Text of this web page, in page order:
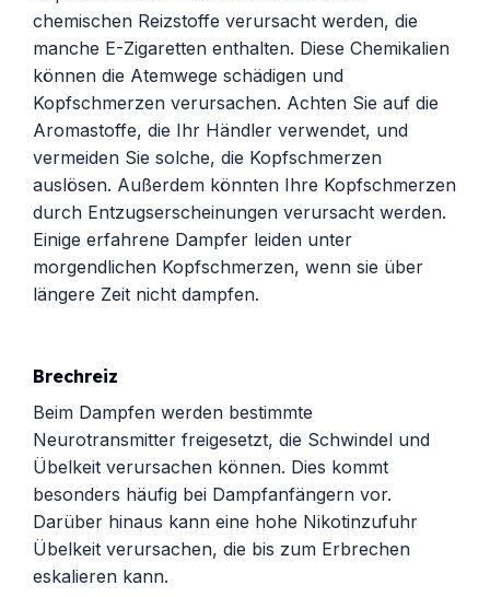
chemischen Reizstoffe verursacht werden, die
manche E-Zigaretten enthalten. Diese Chemikalien
können die Atemwege schädigen und
Kopfschmerzen verursachen. Achten Sie auf die
Aromastoffe, die Ihr Händler verwendet, und
vermeiden Sie solche, die Kopfschmerzen
auslösen. Außerdem könnten Ihre Kopfschmerzen
durch Entzugserscheinungen verursacht werden.
Einige erfahrene Dampfer leiden unter
morgendlichen Kopfschmerzen, wenn sie über
längere Zeit nicht dampfen.
Brechreiz
Beim Dampfen werden bestimmte
Neurotransmitter freigesetzt, die Schwindel und
Übelkeit verursachen können. Dies kommt
besonders häufig bei Dampfanfängern vor.
Darüber hinaus kann eine hohe Nikotinzufuhr
Übelkeit verursachen, die bis zum Erbrechen
eskalieren kann.